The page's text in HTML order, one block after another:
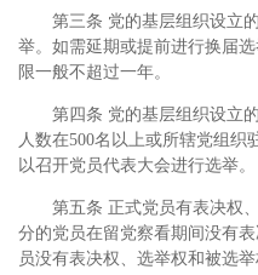
第三条 党的基层组织设立
举。如需延期或提前进行换届
限一般不超过一年。
第四条 党的基层组织设立
人数在500名以上或所辖党组织
以召开党员代表大会进行选举。
第五条 正式党员有表决权
分的党员在留党察看期间没有
员没有表决权、选举权和被选举